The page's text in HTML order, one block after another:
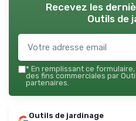
Recevez les
Outils de
* En remplissant ce formulaire,
des fins commerciales par
partenaires.
Outils de jardinage